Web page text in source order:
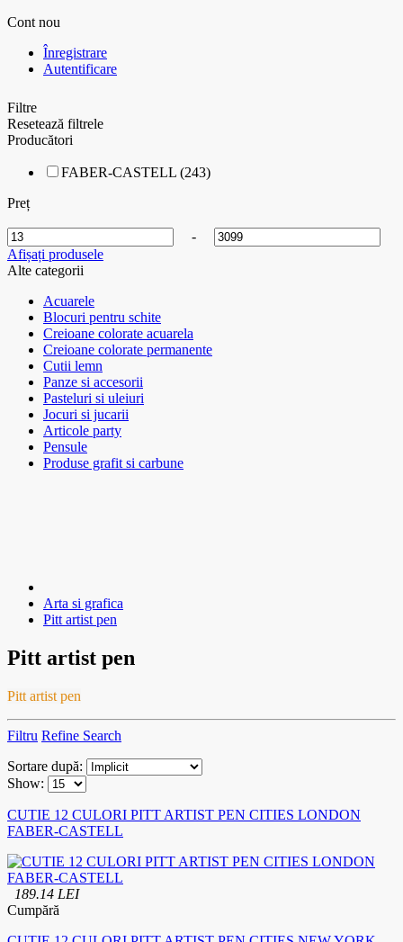
Cont nou
Înregistrare
Autentificare
Filtre
Resetează filtrele
Producători
FABER-CASTELL (243)
Preț
-
Afișați produsele
Alte categorii
Acuarele
Blocuri pentru schite
Creioane colorate acuarela
Creioane colorate permanente
Cutii lemn
Panze si accesorii
Pasteluri si uleiuri
Jocuri si jucarii
Articole party
Pensule
Produse grafit si carbune
Arta si grafica
Pitt artist pen
Pitt artist pen
Pitt artist pen
Filtru Refine Search
Sortare după:
Show:
CUTIE 12 CULORI PITT ARTIST PEN CITIES LONDON
FABER-CASTELL
189.14 LEI
Cumpără